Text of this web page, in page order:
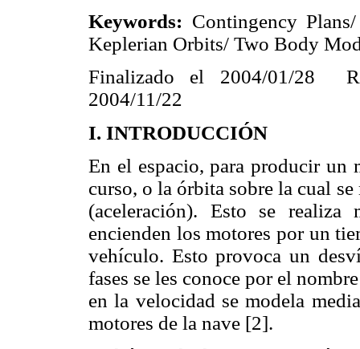
Keywords: Contingency
Keplerian Orbits/ Two Body
Finalizado el 2004/01/28
2004/11/22
I. INTRODUCCIÓN
En el espacio, para producir un
curso, o la órbita sobre la cual
(aceleración). Esto se realiza
encienden los motores por un
vehículo. Esto provoca un
fases se les conoce por el
en la velocidad se modela
motores de la nave [2].